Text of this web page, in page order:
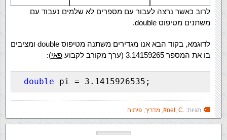
לרוב כאשר נרצה לעבור עם מספרים לא שלמים נעבוד עם
משתנים מטיפוס double.
לדוגמא, בקוד הבא אנו מגדירים משתנה מטיפוס double ומציבים
בו את המספר 3.14159265 (ערך מקורב לקבוע
פאי):
double pi = 3.1415926535;
תגיות: .net
, C#
, מדריך, פיתוח